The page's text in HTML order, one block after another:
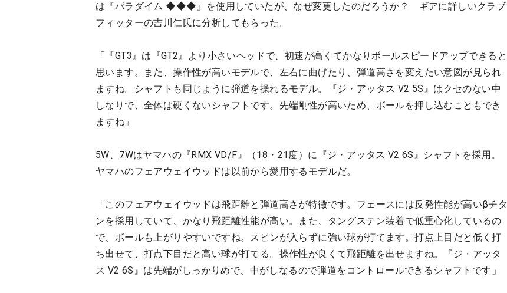
は『パラダイム ◆◆◆』を使用していたが、なぜ変更したのだろうか？ ギアに詳しいクラブ
フィッターの吉川仁氏に分析してもらった。
「『GT3』は『GT2』より小さいヘッドで、初速が高くてかなりボールスピードアップできると
思います。また、操作性が高いモデルで、左右に曲げたり、弾道高さを変えたい意図が見られ
ますね。シャフトも同じように弾道を操れるモデル。『ジ・アッタス V2 5S』はクセのない中
しなりで、全体は硬くないシャフトです。先端剛性が高いため、ボールを押し込むこともでき
ますね」
5W、7Wはヤマハの『RMX VD/F』（18・21度）に『ジ・アッタス V2 6S』シャフトを採用。
ヤマハのフェアウェイウッドは以前から愛用するモデルだ。
「このフェアウェイウッドは飛距離と弾道高さが特徴です。フェースには反発性能が高いβチタ
ンを採用していて、かなり飛距離性能が高い。また、タングステン装着で低重心化しているの
で、ボールも上がりやすいですね。スピンが入らずに強い球が打てます。打点上目だと低く打
ち出せて、打点下目だと高い球が打てる。操作性が良くて飛距離を出せますね。『ジ・アッタ
ス V2 6S』は先端がしっかりめで、中がしなるので弾道をコントロールできるシャフトです」